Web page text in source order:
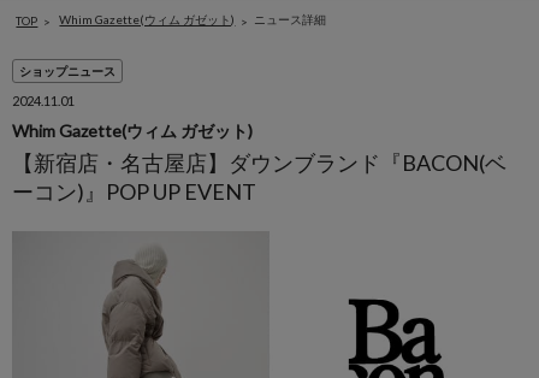
TOP Whim Gazette(ウィム ガゼット) ニュース詳細
ショップニュース
2024.11.01
Whim Gazette(ウィム ガゼット)
【新宿店・名古屋店】ダウンブランド『BACON(ベ
ーコン)』POP UP EVENT